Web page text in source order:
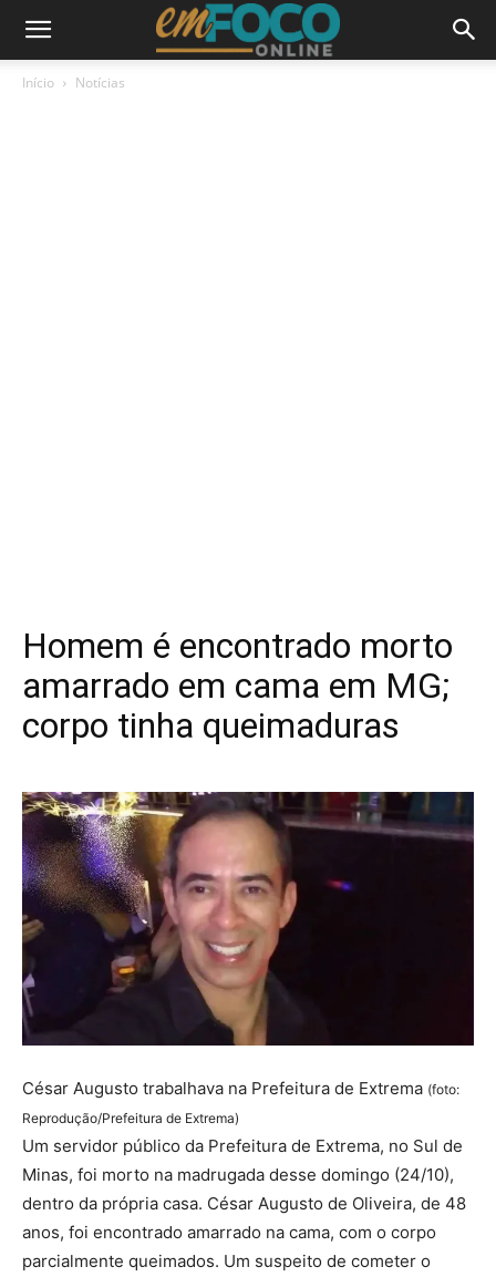
Início Notícias
Homem é encontrado morto
amarrado em cama em MG;
corpo tinha queimaduras
César Augusto trabalhava na Prefeitura de Extrema (foto:
Reprodução/Prefeitura de Extrema)
Um servidor público da Prefeitura de Extrema, no Sul de
Minas, foi morto na madrugada desse domingo (24/10),
dentro da própria casa. César Augusto de Oliveira, de 48
anos, foi encontrado amarrado na cama, com o corpo
parcialmente queimados. Um suspeito de cometer o